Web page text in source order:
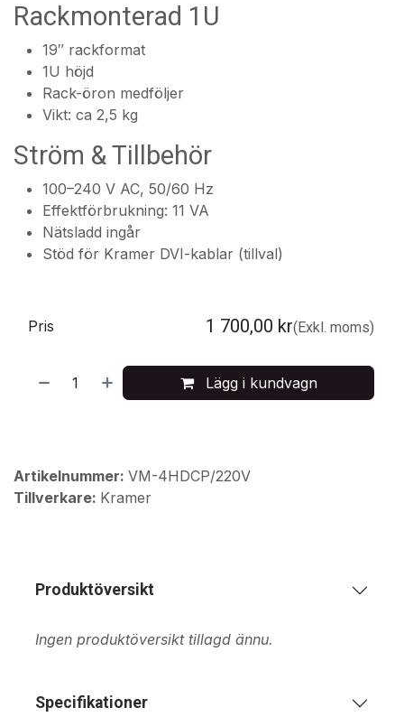
Rackmonterad 1U
19″ rackformat
1U höjd
Rack-öron medföljer
Vikt: ca 2,5 kg
Ström & Tillbehör
100–240 V AC, 50/60 Hz
Effektförbrukning: 11 VA
Nätsladd ingår
Stöd för Kramer DVI-kablar (tillval)
Lägg i kundvagn
Pris 1 700,00 kr(Exkl. moms)
Artikelnummer: VM-4HDCP/220V
Tillverkare: Kramer
Produktöversikt
Ingen produktöversikt tillagd ännu.
Specifikationer